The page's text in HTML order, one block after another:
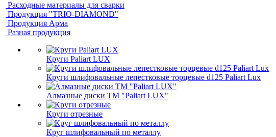
Расходные материалы для сварки
Продукция "TRIO-DIAMOND"
Продукция Арма
Разная продукция
Круги Paliart LUX
Круги шлифовальные лепестковые торцевые d125 Paliart Lux
Алмазные диски ТМ "Paliart LUX"
Круги отрезные
Круг шлифовальный по металлу